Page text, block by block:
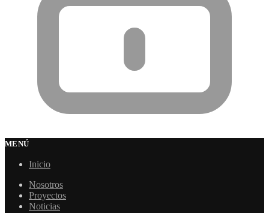
MENÚ
Inicio
Nosotros
Proyectos
Noticias